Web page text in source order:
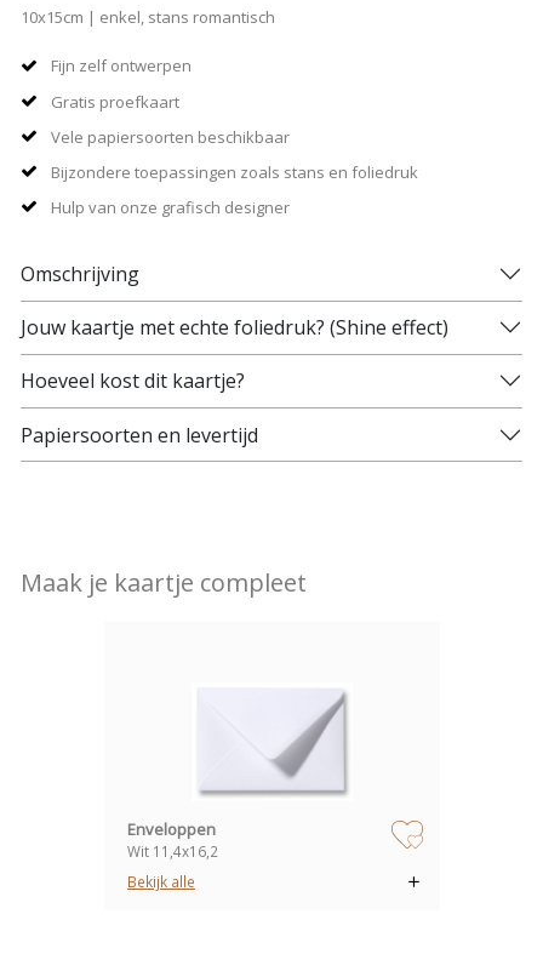
10x15cm | enkel, stans romantisch
Fijn zelf ontwerpen
Gratis proefkaart
Vele papiersoorten beschikbaar
Bijzondere toepassingen zoals stans en foliedruk
Hulp van onze grafisch designer
Omschrijving
Jouw kaartje met echte foliedruk? (Shine effect)
Hoeveel kost dit kaartje?
Papiersoorten en levertijd
Maak je kaartje compleet
zet op verlanglijstje
Enveloppen
Wit 11,4x16,2
Bekijk alle